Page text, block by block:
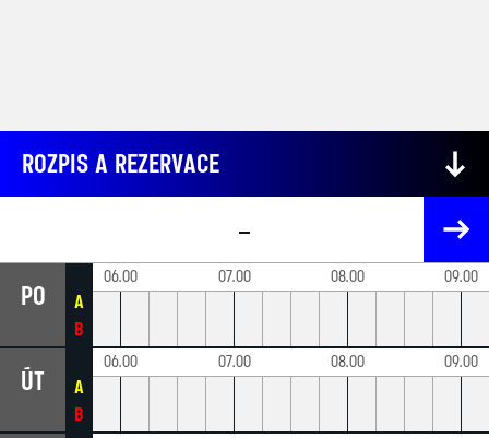
ROZPIS A REZERVACE
PO
A
B
ÚT
A
B
06.00 07.00 08.00 09.00
06.00 07.00 08.00 09.00